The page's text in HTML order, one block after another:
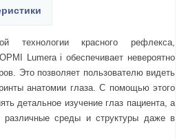
технологии красного рефлекса,
Lumera i обеспечивает невероятно
Это позволяет пользователю видеть
анатомии глаза. С помощью этого
детальное изучение глаз пациента, а
различные среды и структуры даже в